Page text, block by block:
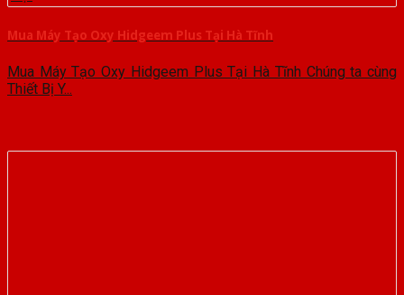
Mua Máy Tạo Oxy Hidgeem Plus Tại Hà Tĩnh
Mua Máy Tạo Oxy Hidgeem Plus Tại Hà Tĩnh Chúng ta cùng
Thiết Bị Y...